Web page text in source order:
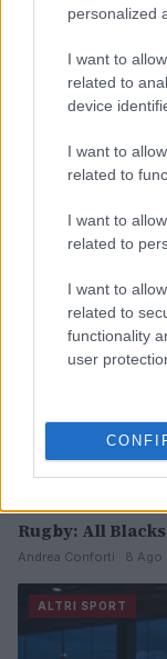
personalized
I want to
related to
device
I want to
related to
I want to
related to
I want to
related to
functionality
user
Continua
ALTRI SPORT
Rugby: All
Andrea Conforti · 8 Ago
ALTRI SPORT